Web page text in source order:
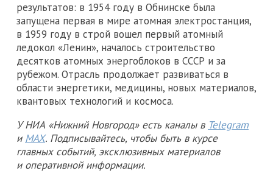
результатов: в 1954 году в Обнинске была
запущена первая в мире атомная электростанция,
в 1959 году в строй вошел первый атомный
ледокол «Ленин», началось строительство
десятков атомных энергоблоков в СССР и за
рубежом. Отрасль продолжает развиваться в
области энергетики, медицины, новых материалов,
квантовых технологий и космоса.
У НИА «Нижний Новгород» есть каналы в Telegram
и MAX. Подписывайтесь, чтобы быть в курсе
главных событий, эксклюзивных материалов
и оперативной информации.